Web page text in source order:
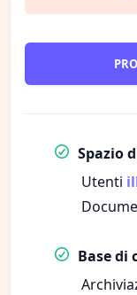
Spazio
Utenti
Base di